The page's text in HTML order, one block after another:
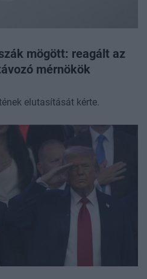
mögött: reagált az
mérnökök
elutasítását kérte.